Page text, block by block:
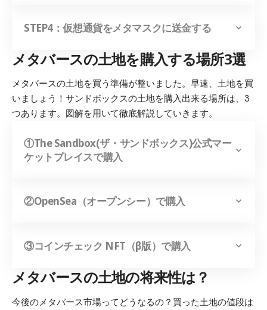
STEP4：仮想通貨をメタマスクに送金する
メタバースの土地を購入する場所3選
メタバースの土地を買う準備が整いました。早速、土地を買
いましょう！ サンドボックスの土地を購入出来る場所は、3
つあります。 図解を用いて徹底解説していきます。
①The Sandbox(ザ・サンドボックス)公式マー
ケットプレイスで購入
②OpenSea（オープンシー）で購入
③コインチェック NFT（β版）で購入
メタバースの土地の将来性は？
今後のメタバース市場ってどうなるの？買った土地の値段は